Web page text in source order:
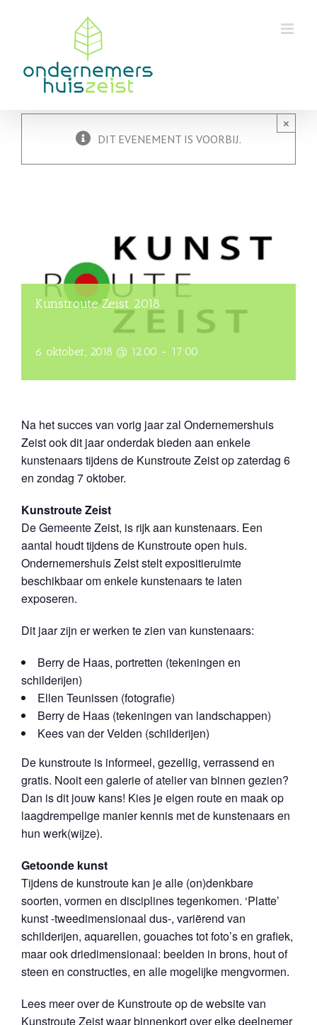
×
DIT EVENEMENT IS VOORBIJ.
Kunstroute Zeist 2018
6 oktober, 2018 @ 12:00 - 17:00
Na het succes van vorig jaar zal Ondernemershuis
Zeist ook dit jaar onderdak bieden aan enkele
kunstenaars tijdens de Kunstroute Zeist op zaterdag 6
en zondag 7 oktober.
Kunstroute Zeist
De Gemeente Zeist, is rijk aan kunstenaars. Een
aantal houdt tijdens de Kunstroute open huis.
Ondernemershuis Zeist stelt expositieruimte
beschikbaar om enkele kunstenaars te laten
exposeren.
Dit jaar zijn er werken te zien van kunstenaars:
Berry de Haas, portretten (tekeningen en
schilderijen)
Ellen Teunissen (fotografie)
Berry de Haas (tekeningen van landschappen)
Kees van der Velden (schilderijen)
De kunstroute is informeel, gezellig, verrassend en
gratis. Nooit een galerie of atelier van binnen gezien?
Dan is dit jouw kans! Kies je eigen route en maak op
laagdrempelige manier kennis met de kunstenaars en
hun werk(wijze).
Getoonde kunst
Tijdens de kunstroute kan je alle (on)denkbare
soorten, vormen en disciplines tegenkomen. ‘Platte’
kunst -tweedimensionaal dus-, variërend van
schilderijen, aquarellen, gouaches tot foto’s en grafiek,
maar ook driedimensionaal: beelden in brons, hout of
steen en constructies, en alle mogelijke mengvormen.
Lees meer over de Kunstroute op de website van
Kunstroute Zeistwaar binnenkort over elke deelnemer